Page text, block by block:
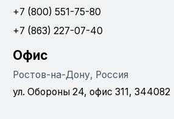
+7 (800) 551-75-80
+7 (863) 227-07-40
Офис
Ростов-на-Дону, Россия
ул. Обороны 24, офис 311, 344082